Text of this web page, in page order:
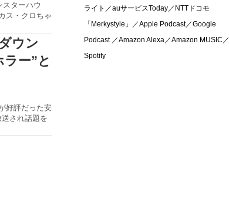
ターハウ
ス・クロちゃ
ウン
ー”と
好評だった安
され話題を
ライト／auサービスToday／NTTドコモ
「Merkystyle」／Apple Podcast／Google
Podcast ／Amazon Alexa／Amazon MUSIC／
Spotify